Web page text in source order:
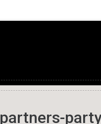
partners-